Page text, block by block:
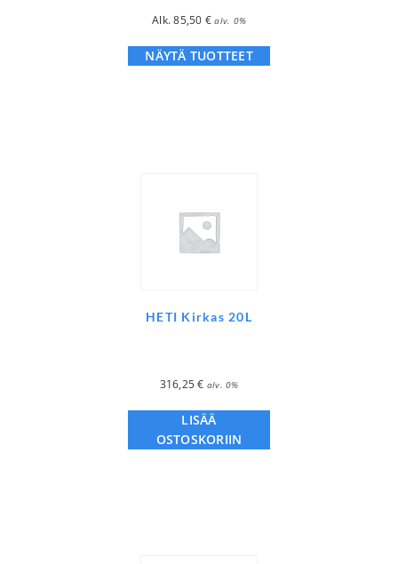
Alk.85,50 € alv. 0%
NÄYTÄ TUOTTEET
HETI Kirkas 20L
316,25€ alv. 0%
LISÄÄ
OSTOSKORIIN